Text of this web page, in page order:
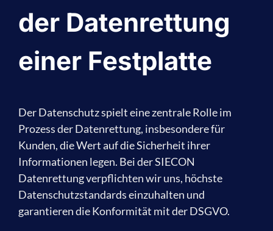
der Datenrettung
einer Festplatte
Der Datenschutz spielt eine zentrale Rolle im
Prozess der Datenrettung, insbesondere für
Kunden, die Wert auf die Sicherheit ihrer
Informationen legen. Bei der SIECON
Datenrettung verpflichten wir uns, höchste
Datenschutzstandards einzuhalten und
garantieren die Konformität mit der DSGVO.